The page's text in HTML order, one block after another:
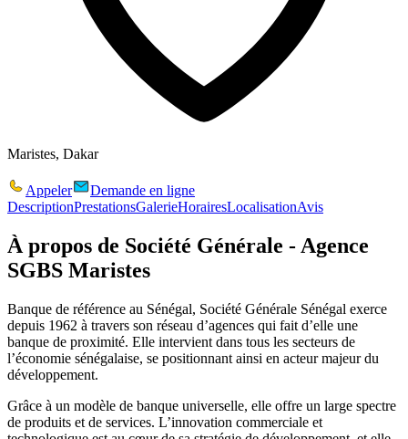
Maristes, Dakar
Appeler
Demande en ligne
DescriptionPrestationsGalerieHorairesLocalisationAvis
À propos de Société Générale - Agence
SGBS Maristes
Banque de référence au Sénégal, Société Générale Sénégal exerce
depuis 1962 à travers son réseau d’agences qui fait d’elle une
banque de proximité. Elle intervient dans tous les secteurs de
l’économie sénégalaise, se positionnant ainsi en acteur majeur du
développement.
Grâce à un modèle de banque universelle, elle offre un large spectre
de produits et de services. L’innovation commerciale et